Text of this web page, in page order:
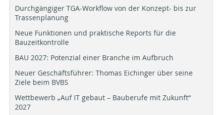
Durchgängiger TGA-Workflow von der Konzept- bis zur
Trassenplanung
Neue Funktionen und praktische Reports für die
Bauzeitkontrolle
BAU 2027: Potenzial einer Branche im Aufbruch
Neuer Geschäftsführer: Thomas Eichinger über seine
Ziele beim BVBS
Wettbewerb „Auf IT gebaut – Bauberufe mit Zukunft“
2027